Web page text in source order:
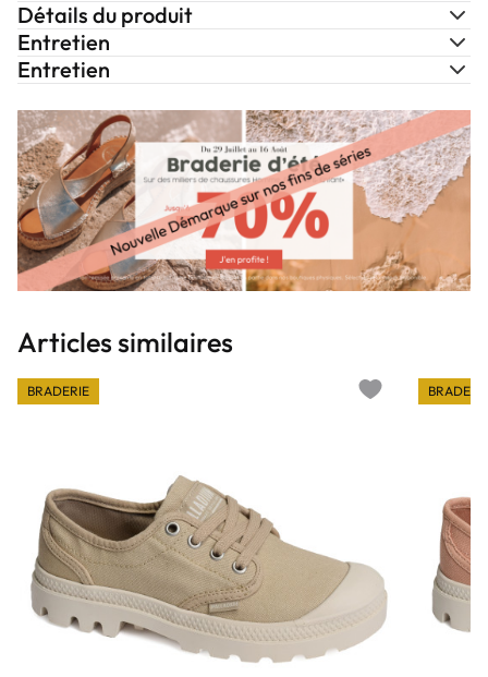
Détails du produit
Entretien
Entretien
Articles similaires
BRADERIE